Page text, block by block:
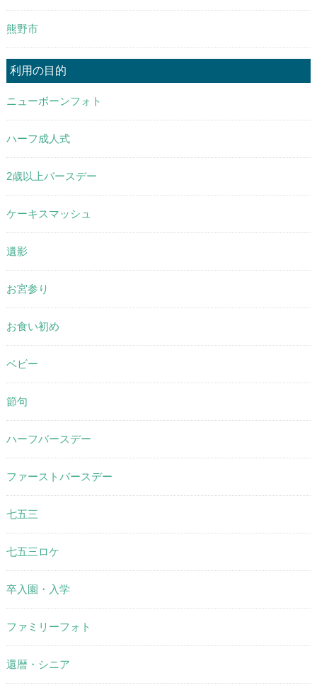
熊野市
利用の目的
ニューボーンフォト
ハーフ成人式
2歳以上バースデー
ケーキスマッシュ
遺影
お宮参り
お食い初め
ベビー
節句
ハーフバースデー
ファーストバースデー
七五三
七五三ロケ
卒入園・入学
ファミリーフォト
還暦・シニア